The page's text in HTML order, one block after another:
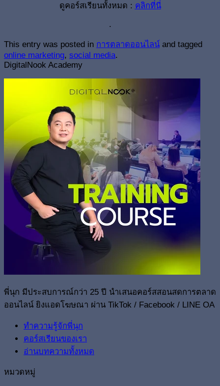
ดูคอร์สเรียนทั้งหมด : คลิกที่นี่
.
This entry was posted in การตลาดออนไลน์ and tagged
online marketing, social media.
DigitalNook Academy
พี่นุก มีประสบการณ์กว่า 25 ปี นำเสนอคอร์สสอนสดการตลาด
ออนไลน์ ยิงแอดโฆษณา ผ่าน TikTok / Facebook / LINE OA
ทำความรู้จักพี่นุก
คอร์สเรียนของเรา
อ่านบทความทั้งหมด
หมวดหมู่